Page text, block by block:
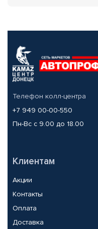
Телефон колл-центра
+7 949 00-00-550
Пн-Вс с 9.00 до 18.00
Клиентам
Акции
Контакты
Оплата
Доставка